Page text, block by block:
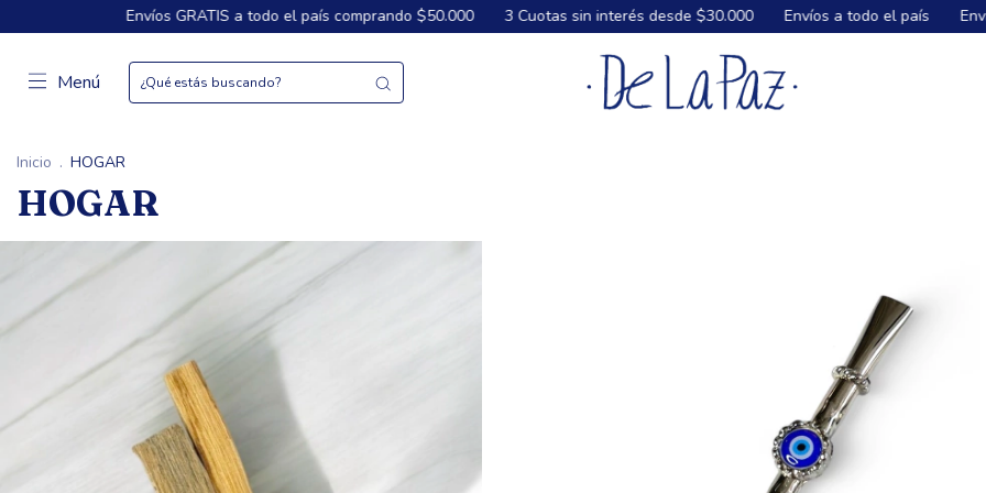
a todo el país comprando $50.000 3 Cuotas sin interés desde $30.000 Envíos a todo el país Envíos GRATIS a todo el
Menú
Inicio . HOGAR
HOGAR